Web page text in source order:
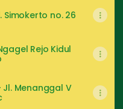
Simokerto no. 26
Rejo Kidul
Jl. Menanggal V